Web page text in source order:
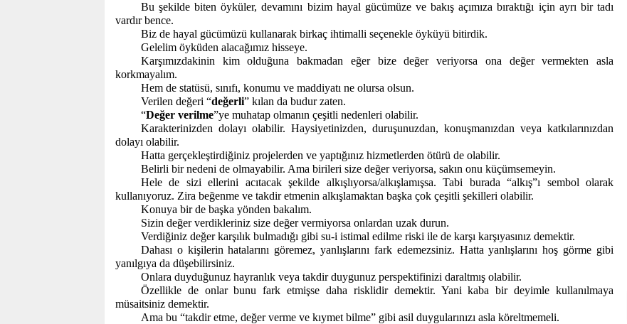
Bu şekilde biten öyküler, devamını bizim hayal gücümüze ve bakış açımıza bıraktığı için ayrı bir tadı
vardır bence.
Biz de hayal gücümüzü kullanarak birkaç ihtimalli seçenekle öyküyü bitirdik.
Gelelim öyküden alacağımız hisseye.
Karşımızdakinin kim olduğuna bakmadan eğer bize değer veriyorsa ona değer vermekten asla
korkmayalım.
Hem de statüsü, sınıfı, konumu ve maddiyatı ne olursa olsun.
Verilen değeri “değerli” kılan da budur zaten.
“Değer verilme”ye muhatap olmanın çeşitli nedenleri olabilir.
Karakterinizden dolayı olabilir. Haysiyetinizden, duruşunuzdan, konuşmanızdan veya katkılarınızdan
dolayı olabilir.
Hatta gerçekleştirdiğiniz projelerden ve yaptığınız hizmetlerden ötürü de olabilir.
Belirli bir nedeni de olmayabilir. Ama birileri size değer veriyorsa, sakın onu küçümsemeyin.
Hele de sizi ellerini acıtacak şekilde alkışlıyorsa/alkışlamışsa. Tabi burada “alkış”ı sembol olarak
kullanıyoruz. Zira beğenme ve takdir etmenin alkışlamaktan başka çok çeşitli şekilleri olabilir.
Konuya bir de başka yönden bakalım.
Sizin değer verdikleriniz size değer vermiyorsa onlardan uzak durun.
Verdiğiniz değer karşılık bulmadığı gibi su-i istimal edilme riski ile de karşı karşıyasınız demektir.
Dahası o kişilerin hatalarını göremez, yanlışlarını fark edemezsiniz. Hatta yanlışlarını hoş görme gibi
yanılgıya da düşebilirsiniz.
Onlara duyduğunuz hayranlık veya takdir duygunuz perspektifinizi daraltmış olabilir.
Özellikle de onlar bunu fark etmişse daha risklidir demektir. Yani kaba bir deyimle kullanılmaya
müsaitsiniz demektir.
Ama bu “takdir etme, değer verme ve kıymet bilme” gibi asil duygularınızı asla köreltmemeli.